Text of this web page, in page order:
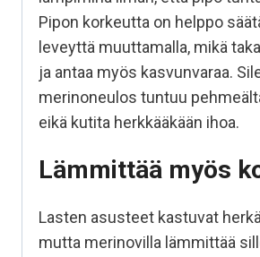
Pipon korkeutta on helppo
leveyttä muuttamalla, mikä
ja antaa myös kasvunvaraa.
merinoneulos tuntuu
eikä kutita herkkääkään ihoa.
Lämmittää myös
Lasten asusteet kastuvat
mutta merinovilla lämmittää